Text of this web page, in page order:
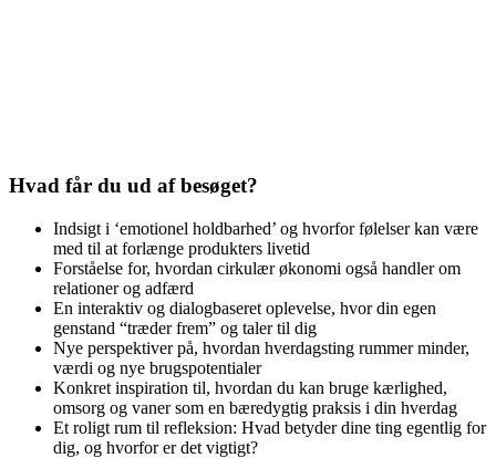
Hvad får du ud af besøget?
Indsigt i ‘emotionel holdbarhed’ og hvorfor følelser kan være
med til at forlænge produkters livetid
Forståelse for, hvordan cirkulær økonomi også handler om
relationer og adfærd
En interaktiv og dialogbaseret oplevelse, hvor din egen
genstand “træder frem” og taler til dig
Nye perspektiver på, hvordan hverdagsting rummer minder,
værdi og nye brugspotentialer
Konkret inspiration til, hvordan du kan bruge kærlighed,
omsorg og vaner som en bæredygtig praksis i din hverdag
Et roligt rum til refleksion: Hvad betyder dine ting egentlig for
dig, og hvorfor er det vigtigt?